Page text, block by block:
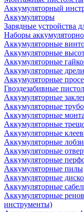
Аккумуляторный
Аккумуляторы
Зарядные устройства
Наборы
Аккумуляторные
Аккумуляторные
Аккумуляторные
Аккумуляторные
Аккумуляторные
Гвоздезабивные
Аккумуляторные
Аккумуляторные
Аккумуляторные
Аккумуляторные
Аккумуляторные
Аккумуляторные
Аккумуляторные
Аккумуляторные
Аккумуляторные пилы
Аккумуляторные
Аккумуляторные
Аккумуляторные
инструменты)